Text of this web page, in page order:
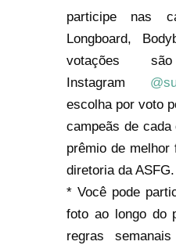
participe nas
Longboard,
votações
Instagram
escolha por voto
campeãs de
prêmio de melhor
diretoria da ASFG.
* Você pode
foto ao longo do
regras